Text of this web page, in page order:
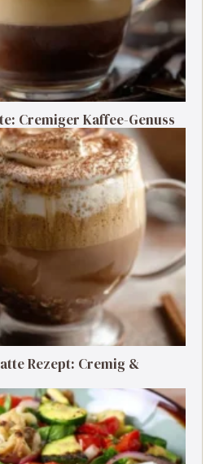
Cremiger Kaffee-Genuss
Rezept: Cremig &